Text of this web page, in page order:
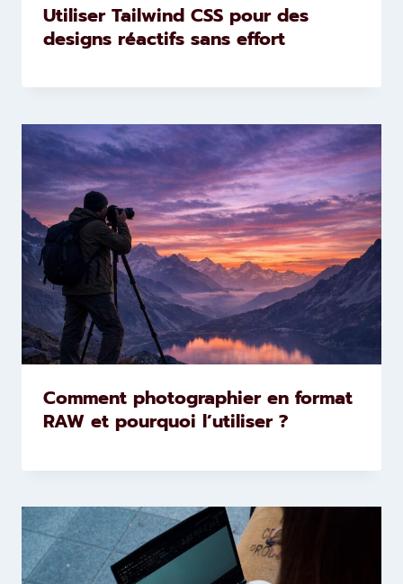
Utiliser Tailwind CSS pour des
designs réactifs sans effort
Comment photographier en format
RAW et pourquoi l’utiliser ?